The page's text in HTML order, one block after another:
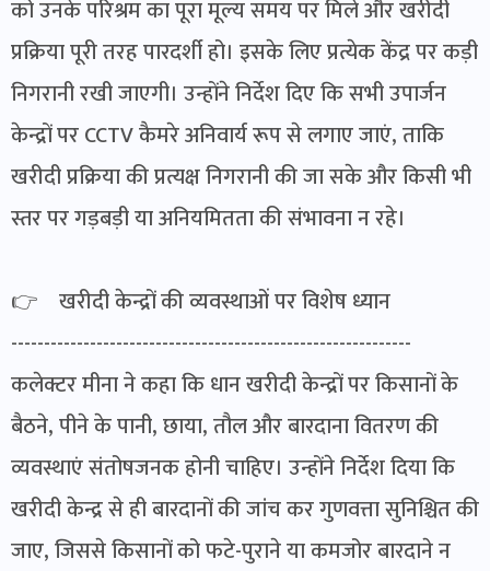
को उनके परिश्रम का पूरा मूल्य समय पर मिले और खरीदी
प्रक्रिया पूरी तरह पारदर्शी हो। इसके लिए प्रत्येक केंद्र पर कड़ी
निगरानी रखी जाएगी। उन्होंने निर्देश दिए कि सभी उपार्जन
केन्द्रों पर CCTV कैमरे अनिवार्य रूप से लगाए जाएं, ताकि
खरीदी प्रक्रिया की प्रत्यक्ष निगरानी की जा सके और किसी भी
स्तर पर गड़बड़ी या अनियमितता की संभावना न रहे।
👉 खरीदी केन्द्रों की व्यवस्थाओं पर विशेष ध्यान
-------------------------------------------------------------
कलेक्टर मीना ने कहा कि धान खरीदी केन्द्रों पर किसानों के
बैठने, पीने के पानी, छाया, तौल और बारदाना वितरण की
व्यवस्थाएं संतोषजनक होनी चाहिए। उन्होंने निर्देश दिया कि
खरीदी केन्द्र से ही बारदानों की जांच कर गुणवत्ता सुनिश्चित की
जाए, जिससे किसानों को फटे-पुराने या कमजोर बारदाने न